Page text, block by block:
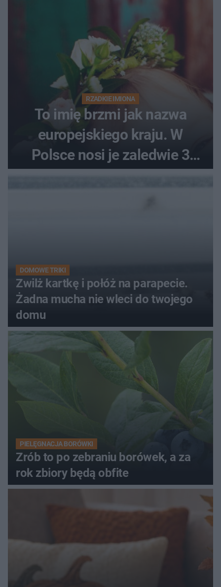
RZADKIE IMIONA
To imię brzmi jak nazwa
europejskiego kraju. W
Polsce nosi je zaledwie 3
DOMOWE TRIKI
Zwilż kartkę i połóż na parapecie.
Żadna mucha nie wleci do twojego
domu
PIELĘGNACJA BORÓWKI
Zrób to po zebraniu borówek, a za
rok zbiory będą obfite